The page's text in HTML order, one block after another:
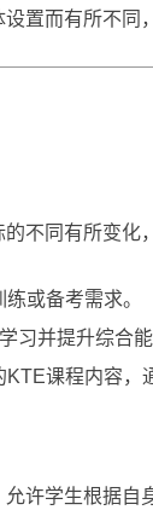
置而有所不同
不同有所变化
或备考需求。
习并提升综合能
课程内容，
许学生根据自